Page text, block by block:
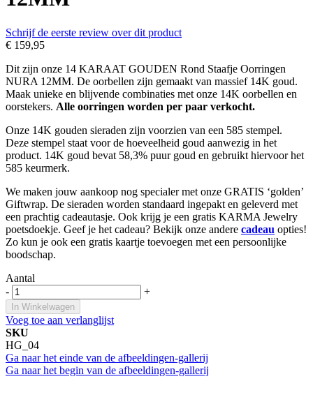
Schrijf de eerste review over dit product
€ 159,95
Dit zijn onze 14 KARAAT GOUDEN Rond Staafje Oorringen
NURA 12MM. De oorbellen zijn gemaakt van massief 14K goud.
Maak unieke en blijvende combinaties met onze 14K oorbellen en
oorstekers. Alle oorringen worden per paar verkocht.
Onze 14K gouden sieraden zijn voorzien van een 585 stempel.
Deze stempel staat voor de hoeveelheid goud aanwezig in het
product. 14K goud bevat 58,3% puur goud en gebruikt hiervoor het
585 keurmerk.
We maken jouw aankoop nog specialer met onze GRATIS ‘golden’
Giftwrap. De sieraden worden standaard ingepakt en geleverd met
een prachtig cadeautasje. Ook krijg je een gratis KARMA Jewelry
poetsdoekje. Geef je het cadeau? Bekijk onze andere cadeau opties!
Zo kun je ook een gratis kaartje toevoegen met een persoonlijke
boodschap.
Aantal
-
+
In Winkelwagen
Voeg toe aan verlanglijst
SKU
HG_04
Ga naar het einde van de afbeeldingen-gallerij
Ga naar het begin van de afbeeldingen-gallerij